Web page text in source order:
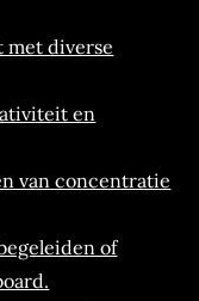
met diverse
en
van concentratie
of